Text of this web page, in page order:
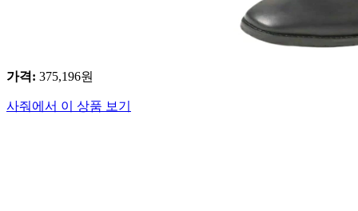
가격: 375,196원
사줘에서 이 상품 보기